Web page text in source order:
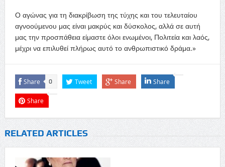
Ο αγώνας για τη διακρίβωση της τύχης και του τελευταίου
αγνοούμενου μας είναι μακρύς και δύσκολος, αλλά σε αυτή
μας την προσπάθεια είμαστε όλοι ενωμένοι, Πολιτεία και λαός,
μέχρι να επιλυθεί πλήρως αυτό το ανθρωπιστικό δράμα.»
Share 0 Tweet Share Share
Share
RELATED ARTICLES